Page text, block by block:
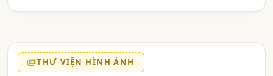
THƯ VIỆN HÌNH ẢNH